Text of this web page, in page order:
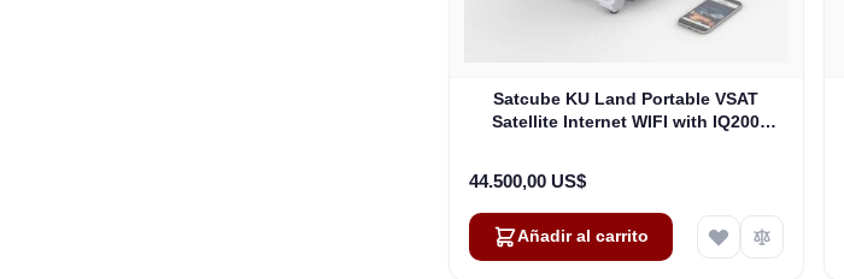
Satcube KU Land Portable VSAT
Satellite Internet WIFI with IQ200
44.500,00 US$
Añadir al carrito